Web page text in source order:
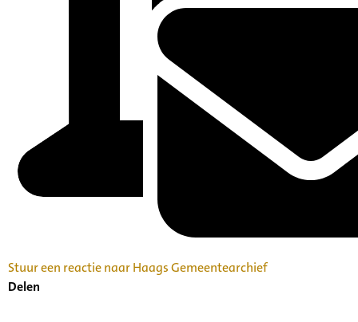
Stuur een reactie naar Haags Gemeentearchief
Delen